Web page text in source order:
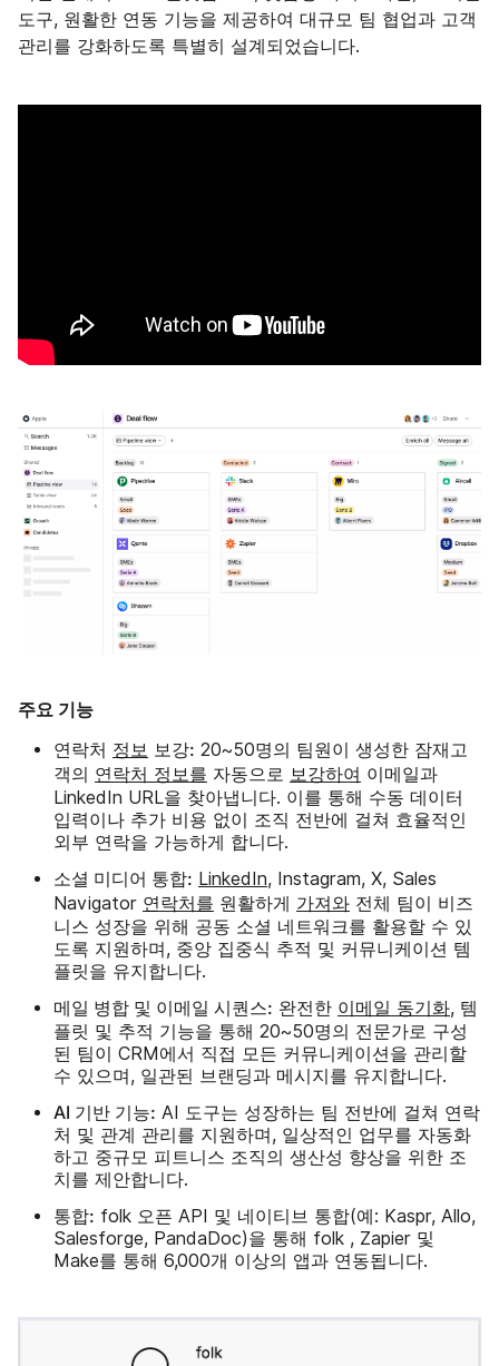
도구, 원활한 연동 기능을 제공하여 대규모 팀 협업과 고객
관리를 강화하도록 특별히 설계되었습니다.
주요 기능
연락처 정보 보강: 20~50명의 팀원이 생성한 잠재고
객의 연락처 정보를 자동으로 보강하여 이메일과
LinkedIn URL을 찾아냅니다. 이를 통해 수동 데이터
입력이나 추가 비용 없이 조직 전반에 걸쳐 효율적인
외부 연락을 가능하게 합니다.
소셜 미디어 통합: LinkedIn, Instagram, X, Sales
Navigator 연락처를 원활하게 가져와 전체 팀이 비즈
니스 성장을 위해 공동 소셜 네트워크를 활용할 수 있
도록 지원하며, 중앙 집중식 추적 및 커뮤니케이션 템
플릿을 유지합니다.
메일 병합 및 이메일 시퀀스: 완전한 이메일 동기화, 템
플릿 및 추적 기능을 통해 20~50명의 전문가로 구성
된 팀이 CRM에서 직접 모든 커뮤니케이션을 관리할
수 있으며, 일관된 브랜딩과 메시지를 유지합니다.
AI 기반 기능: AI 도구는 성장하는 팀 전반에 걸쳐 연락
처 및 관계 관리를 지원하며, 일상적인 업무를 자동화
하고 중규모 피트니스 조직의 생산성 향상을 위한 조
치를 제안합니다.
통합: folk 오픈 API 및 네이티브 통합(예: Kaspr, Allo,
Salesforge, PandaDoc)을 통해 folk , Zapier 및
Make를 통해 6,000개 이상의 앱과 연동됩니다.